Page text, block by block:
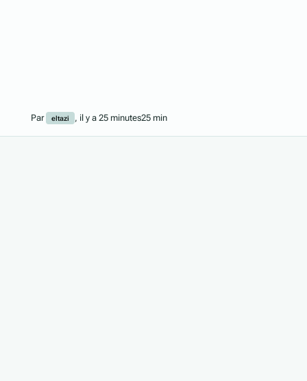
Par eltazi , il y a 25 minutes25 min